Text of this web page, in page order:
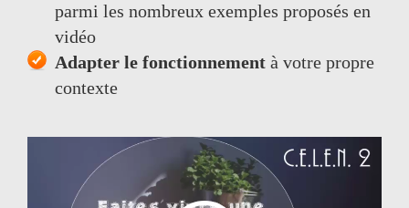
parmi les nombreux exemples proposés en
vidéo
Adapter le fonctionnement à votre propre
contexte